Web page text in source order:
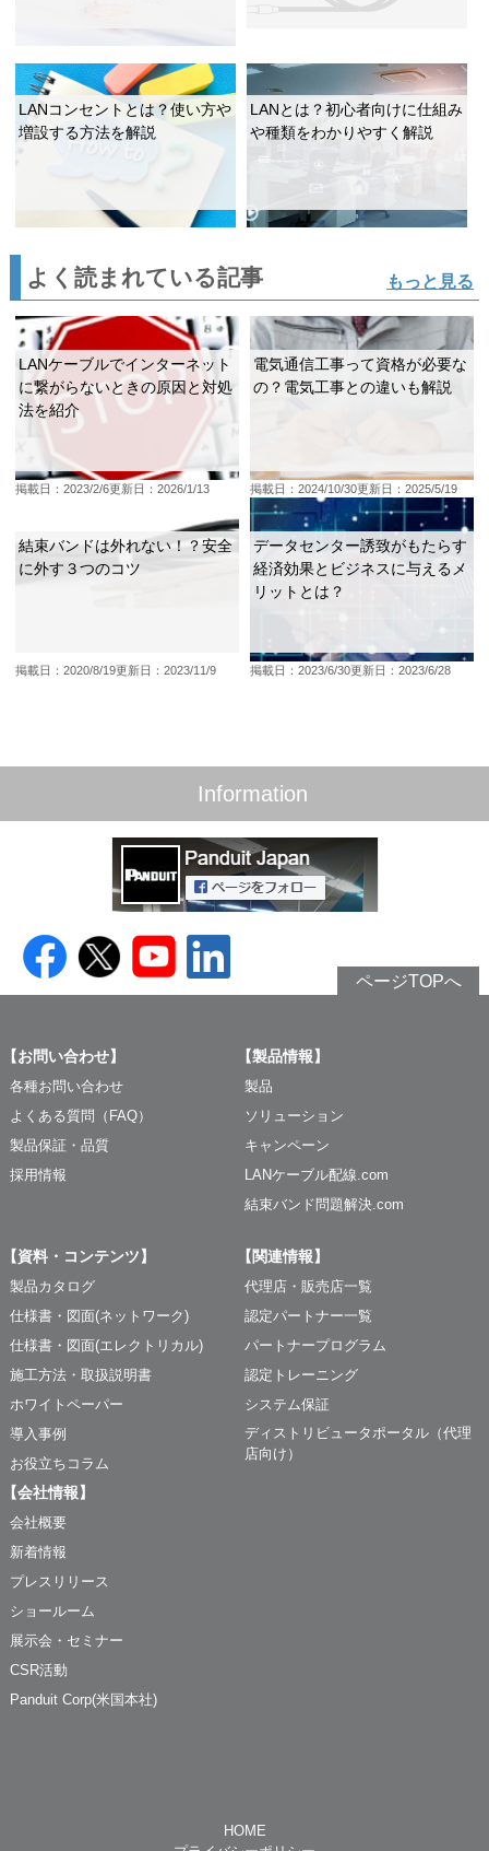
LANコンセントとは？使い方や
増設する方法を解説
LANとは？初心者向けに仕組み
や種類をわかりやすく解説
よく読まれている記事 もっと見る
LANケーブルでインターネット
に繋がらないときの原因と対処
法を紹介
掲載日：2023/2/6更新日：2026/1/13
電気通信工事って資格が必要な
の？電気工事との違いも解説
掲載日：2024/10/30更新日：2025/5/19
結束バンドは外れない！？安全
に外す３つのコツ
掲載日：2020/8/19更新日：2023/11/9
データセンター誘致がもたらす
経済効果とビジネスに与えるメ
リットとは？
掲載日：2023/6/30更新日：2023/6/28
Information
ページTOPへ
【お問い合わせ】
各種お問い合わせ
よくある質問（FAQ）
製品保証・品質
採用情報
【製品情報】
製品
ソリューション
キャンペーン
LANケーブル配線.com
結束バンド問題解決.com
【資料・コンテンツ】
製品カタログ
仕様書・図面(ネットワーク)
仕様書・図面(エレクトリカル)
施工方法・取扱説明書
ホワイトペーパー
導入事例
お役立ちコラム
【関連情報】
代理店・販売店一覧
認定パートナー一覧
パートナープログラム
認定トレーニング
システム保証
ディストリビュータポータル（代理
店向け）
【会社情報】
会社概要
新着情報
プレスリリース
ショールーム
展示会・セミナー
CSR活動
Panduit Corp(米国本社)
HOME